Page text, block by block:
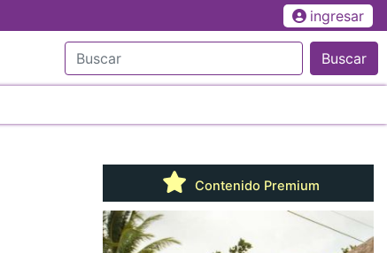
ingresar
Buscar
Contenido Premium